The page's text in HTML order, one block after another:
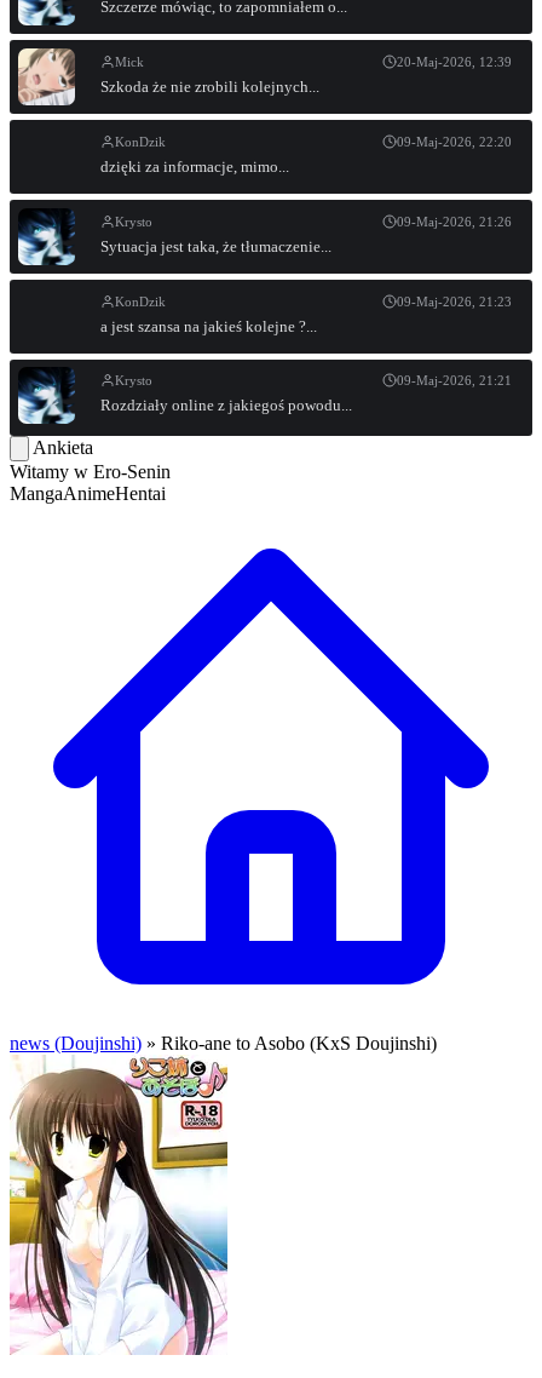
Szczerze mówiąc, to zapomniałem o...
Mick 20-Maj-2026, 12:39
Szkoda że nie zrobili kolejnych...
KonDzik 09-Maj-2026, 22:20
dzięki za informacje, mimo...
Krysto 09-Maj-2026, 21:26
Sytuacja jest taka, że tłumaczenie...
KonDzik 09-Maj-2026, 21:23
a jest szansa na jakieś kolejne ?...
Krysto 09-Maj-2026, 21:21
Rozdziały online z jakiegoś powodu...
Ankieta
Witamy w Ero-Senin
MangaAnimeHentai
news (Doujinshi) » Riko-ane to Asobo (KxS Doujinshi)